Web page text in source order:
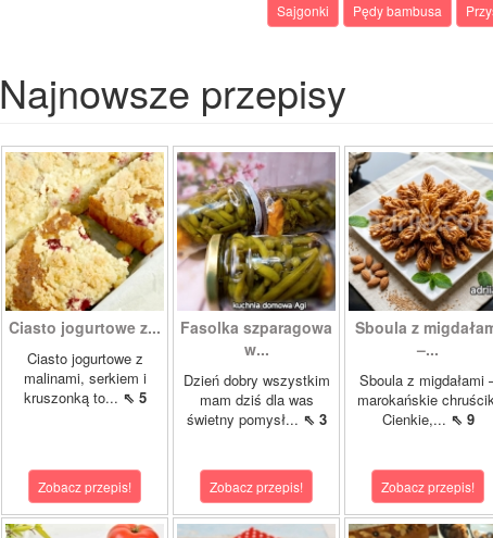
Sajgonki Pędy bambusa
Najnowsze przepisy
Ciasto jogurtowe z...
Ciasto jogurtowe z
malinami, serkiem i
kruszonką to... ⇖ 5
Zobacz przepis!
Fasolka szparagowa
w...
Dzień dobry wszystkim
mam dziś dla was
świetny pomysł... ⇖ 3
Zobacz przepis!
Sboula z
–...
Sboula z migdałami
marokańskie
Cienkie,... ⇖ 9
Zobacz przepis!